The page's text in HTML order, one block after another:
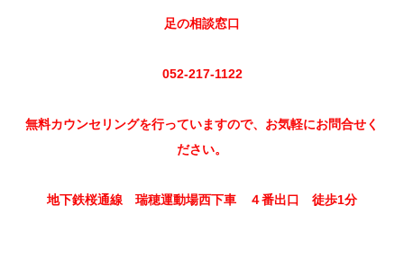
足の相談窓口
052-217-1122
無料カウンセリングを行っていますので、お気軽にお問合せく
ださい。
地下鉄桜通線 瑞穂運動場西下車 ４番出口 徒歩1分